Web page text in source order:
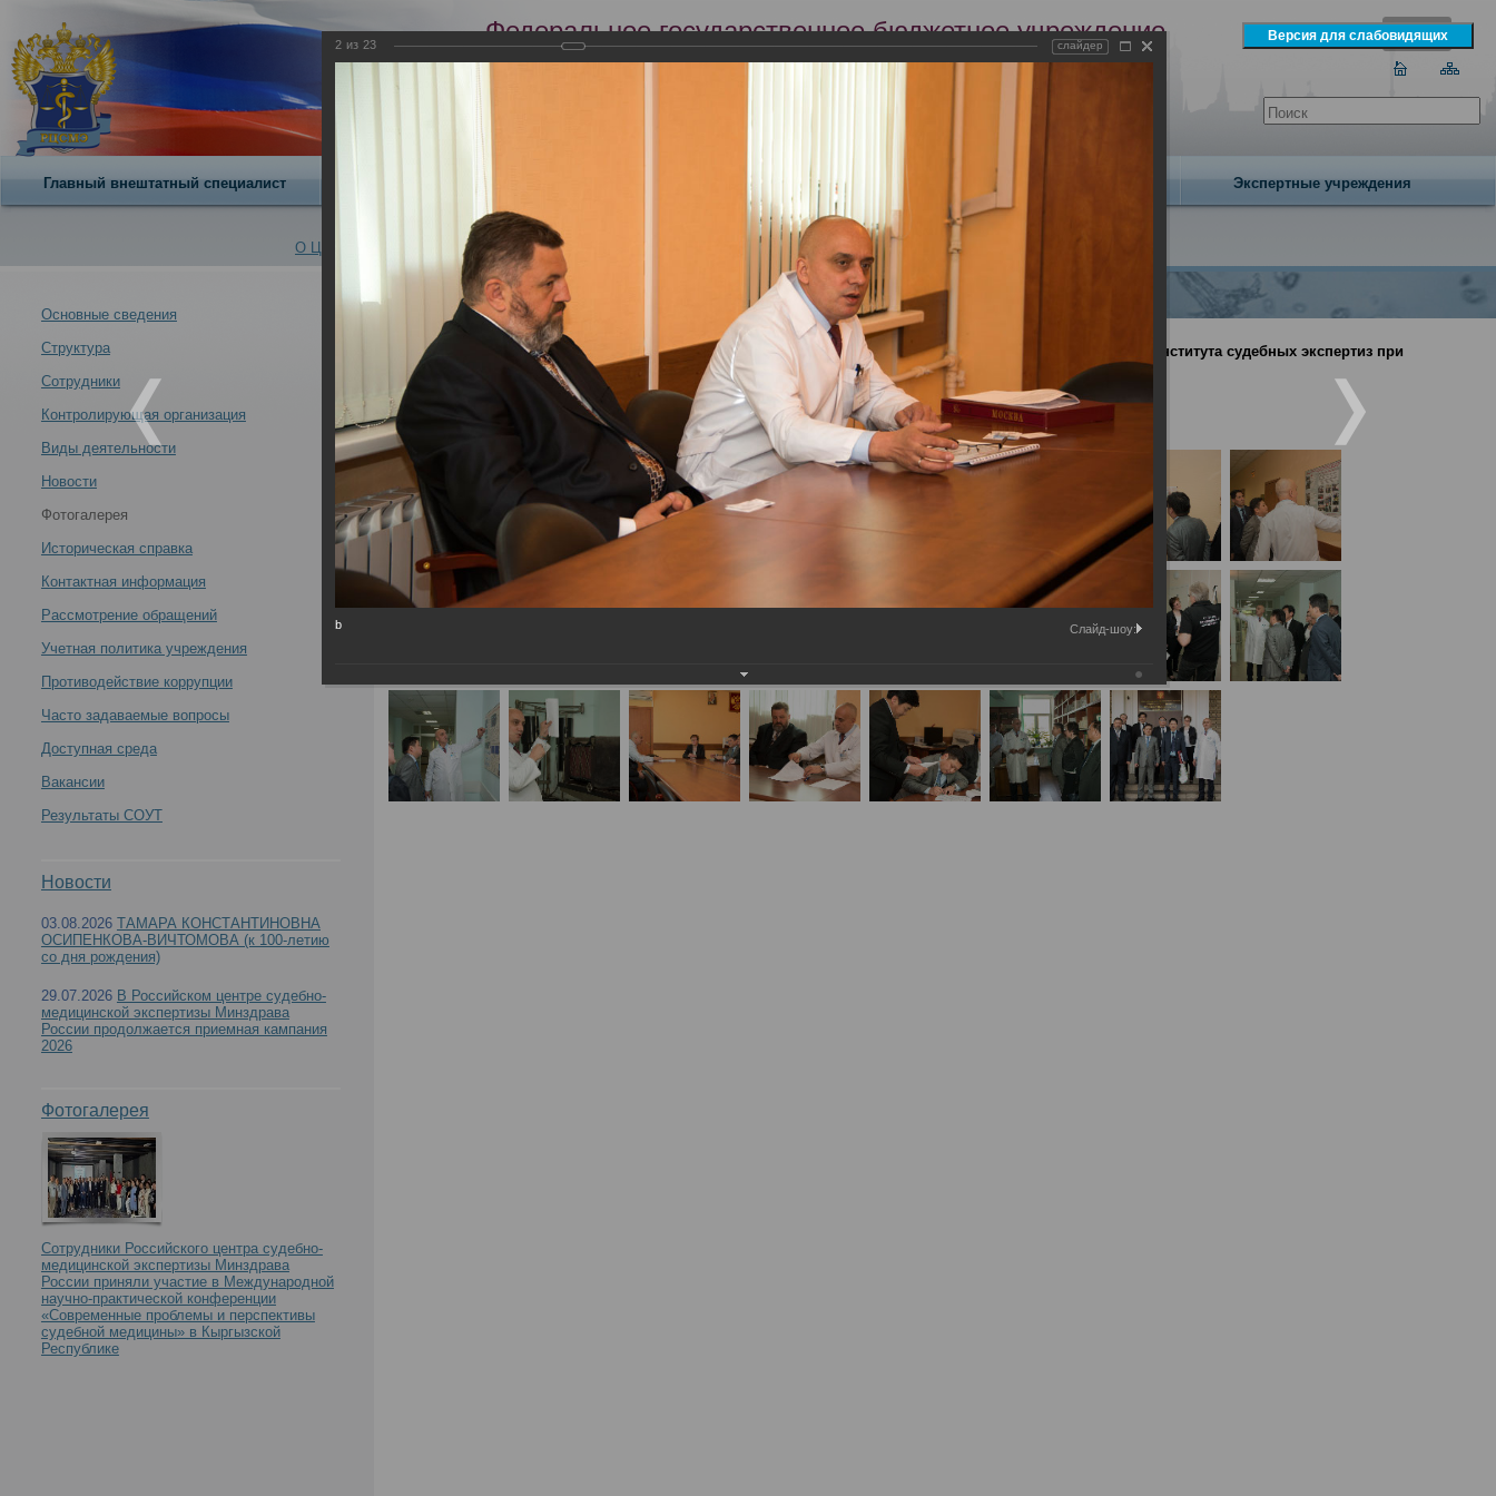
Федеральное государственное бюджетное учреждение
Российский центр судебно-медицинской экспертизы
Минздрава России
Главный внештатный специалист Экспертиза Экспертные учреждения
О Центре -
Официальный прием в Российском центре судебно-
медицинской экспертизы делегации Национального
института судебных экспертиз при Министерстве
юстиции Монголии и заключение меморандума о
Официальный прием в Российском центре судебно-медицинской экспертизы делегации Национального института судебных экспертиз при
Основные сведения
Структура
Сотрудники
Контролирующая организация
Виды деятельности
Новости
Фотогалерея
Историческая справка
Контактная информация
Рассмотрение обращений
Учетная политика учреждения
Противодействие коррупции
Часто задаваемые вопросы
Доступная среда
Вакансии
Результаты СОУТ
Новости
03.08.2026 ТАМАРА КОНСТАНТИНОВНА
ОСИПЕНКОВА-ВИЧТОМОВА (к 100-летию
со дня рождения)
29.07.2026 В Российском центре судебно-
медицинской экспертизы Минздрава
России продолжается приемная кампания
2026
Фотогалерея
Сотрудники Российского центра судебно-
медицинской экспертизы Минздрава
России приняли участие в Международной
научно-практической конференции
«Современные проблемы и перспективы
судебной медицины» в Кыргызской
Республике
Альбомы
Официальный прием в Российском центре судебно-медицинской экспертизы делегации Национального института судебных экспертиз при
Министерстве юстиции Монголии и заключение меморандума о сотрудничестве
02.06.2015
02.06.2015
2 из 23 слайдер
b Слайд-шоу: